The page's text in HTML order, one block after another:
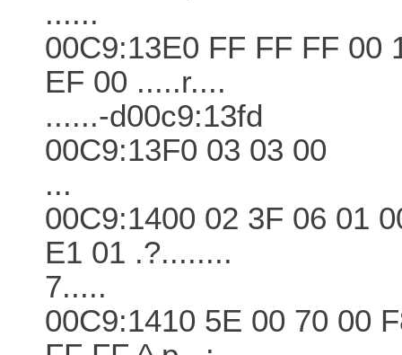
......
00C9:13E0 FF FF FF 00
EF 00 .....r....
......-d00c9:13fd
00C9:13F0 03 03 00
...
00C9:1400 02 3F 06 01
E1 01 .?........
7.....
00C9:1410 5E 00 70 00